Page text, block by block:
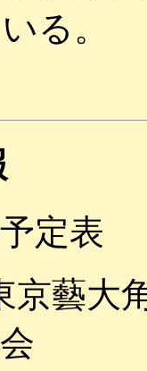
る。
定表
京藝大